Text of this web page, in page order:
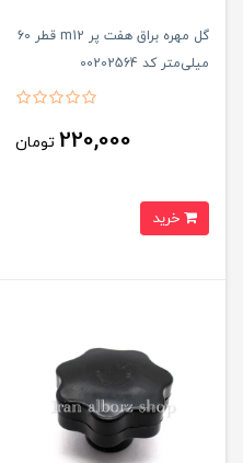
گل مهره براق هفت پر m12 قطر 60
میلی‌متر کد 00202564
220,000 تومان